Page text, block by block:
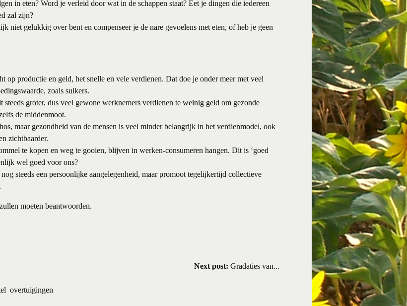
in eten? Word je verleid door wat in de schappen staat? Eet je dingen die iedereen
zal zijn?
niet gelukkig over bent en compenseer je de nare gevoelens met eten, of heb je geen
op productie en geld, het snelle en vele verdienen. Dat doe je onder meer met veel
zoals suikers.
groter, dus veel gewone werknemers verdienen te weinig geld om gezonde
de middenmoot.
maar gezondheid van de mensen is veel minder belangrijk in het verdienmodel, ook
zichtbaarder.
te kopen en weg te gooien, blijven in werken-consumeren hangen. Dit is ‘goed
wel goed voor ons?
steeds een persoonlijke aangelegenheid, maar promoot tegelijkertijd collectieve
moeten beantwoorden.
Next post: Gradaties van...
overtuigingen